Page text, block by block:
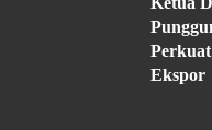
Ekspor